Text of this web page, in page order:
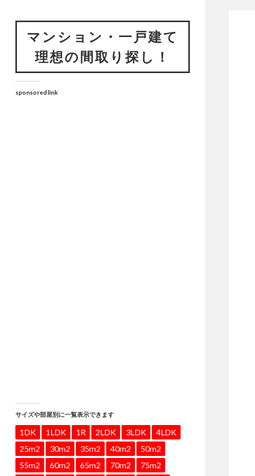
マンション・一戸建て
理想の間取り探し！
sponsored link
サイズや部屋別に一覧表示できます
1DK 1LDK 1R 2LDK 3LDK
4LDK
25m2
30m2 35m2 40m2
50m2
55m2
60m2 65m2 70m2
75m2